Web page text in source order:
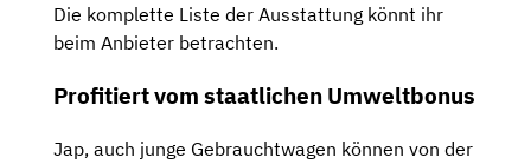
Die komplette Liste der Ausstattung könnt ihr
beim Anbieter betrachten.
Profitiert vom staatlichen Umweltbonus
Jap, auch junge Gebrauchtwagen können von der